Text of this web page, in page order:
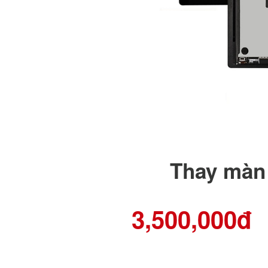
Thay
3,500,000đ